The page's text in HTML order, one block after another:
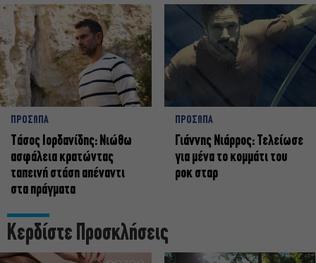
ΠΡΟΣΩΠΑ
Tάσος Ιορδανίδης: Νιώθω
ασφάλεια κρατώντας
ταπεινή στάση απέναντι
στα πράγματα
ΠΡΟΣΩΠΑ
Γιάννης Νιάρρος: Τελείωσε
για μένα το κομμάτι του
ροκ σταρ
Κερδίστε Προσκλήσεις